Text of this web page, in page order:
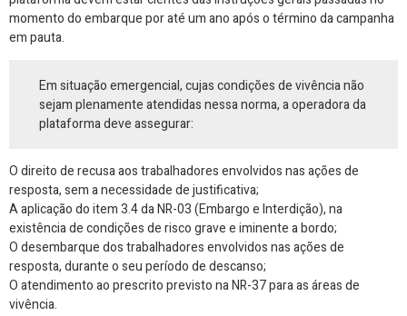
momento do embarque por até um ano após o término da campanha
em pauta.
Em situação emergencial, cujas condições de vivência não
sejam plenamente atendidas nessa norma, a operadora da
plataforma deve assegurar:
O direito de recusa aos trabalhadores envolvidos nas ações de
resposta, sem a necessidade de justificativa;
A aplicação do item 3.4 da NR-03 (Embargo e Interdição), na
existência de condições de risco grave e iminente a bordo;
O desembarque dos trabalhadores envolvidos nas ações de
resposta, durante o seu período de descanso;
O atendimento ao prescrito previsto na NR-37 para as áreas de
vivência.